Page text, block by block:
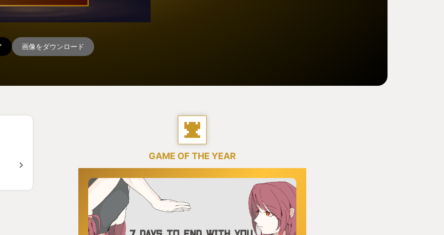
画像をダウンロード
GAME OF THE YEAR